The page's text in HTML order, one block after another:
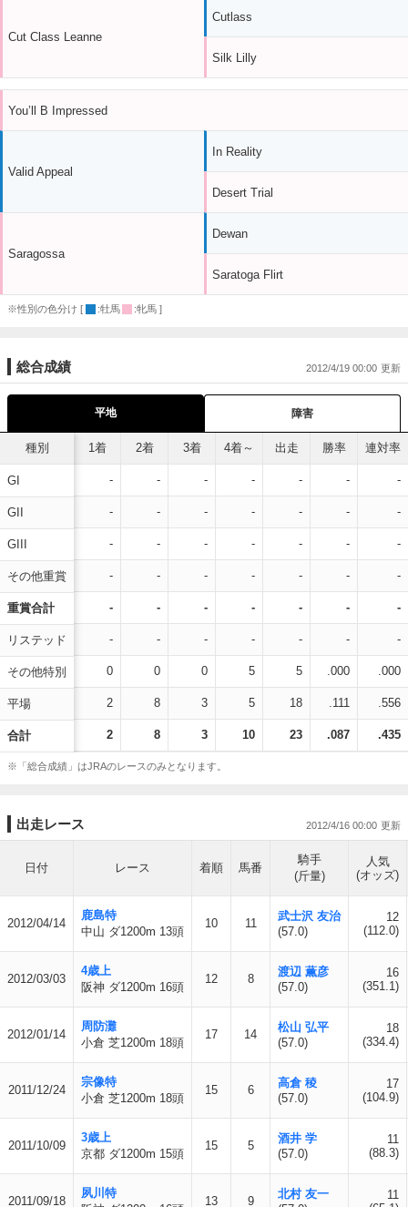
Cut Class Leanne
Cutlass
Silk Lilly
You’ll B Impressed
Valid Appeal
Saragossa
In Reality
Desert Trial
Dewan
Saratoga Flirt
※性別の色分け [ :牡馬 :牝馬 ]
総合成績 2012/4/19 00:00
平地 障害
種別
GI
GII
GIII
その他重賞
重賞合計
リステッド
その他特別
平場
合計
1着 2着 3着 4着～ 出走 勝率 連対率
- - - - - - -
- - - - - - -
- - - - - - -
- - - - - - -
- - - - - - -
- - - - - - -
0 0 0 5 5 .000 .000
2 8 3 5 18 .111 .556
2 8 3 10 23 .087 .435
※「総合成績」はJRAのレースのみとなります。
出走レース 2012/4/16 00:00
日付 レース 着順 馬番
騎手
(斤量)
人気
(オッズ)
2012/04/14
鹿島特
中山 ダ1200m 13頭
10 11
武士沢 友治
(57.0)
12
(112.0)
2012/03/03
4歳上
阪神 ダ1200m 16頭
12 8
渡辺 薫彦
(57.0)
16
(351.1)
2012/01/14
周防灘
小倉 芝1200m 18頭
17 14
松山 弘平
(57.0)
18
(334.4)
2011/12/24
宗像特
小倉 芝1200m 18頭
15 6
高倉 稜
(57.0)
17
(104.9)
2011/10/09
3歳上
京都 ダ1200m 15頭
15 5
酒井 学
(57.0)
11
(88.3)
2011/09/18
夙川特
13 9
北村 友一
11